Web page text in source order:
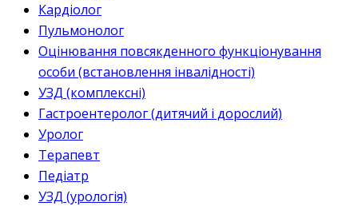
Кардіолог
Пульмонолог
Оцінювання повсякденного функціонування
особи (встановлення інвалідності)
УЗД (комплексні)
Гастроентеролог (дитячий і дорослий)
Уролог
Терапевт
Педіатр
УЗД (урологія)